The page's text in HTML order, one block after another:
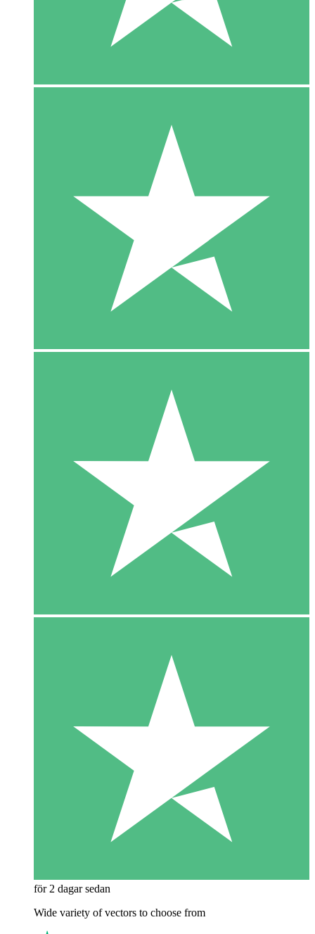
för 2 dagar sedan
Wide variety of vectors to choose from